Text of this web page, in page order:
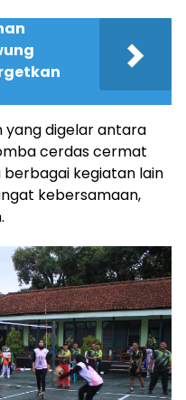
digelar antara
cerdas cermat
kegiatan lain
kebersamaan,